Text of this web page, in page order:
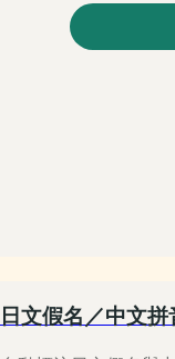
日文假名／中文拼